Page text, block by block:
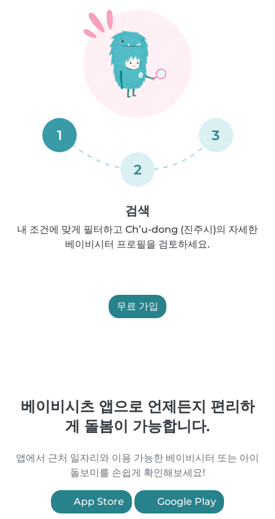
1
2
3
검색
내 조건에 맞게 필터하고 Ch’u-dong (진주시)의 자세한
베이비시터 프로필을 검토하세요.
무료 가입
베이비시츠 앱으로 언제든지 편리하
게 돌봄이 가능합니다.
앱에서 근처 일자리와 이용 가능한 베이비시터 또는 아이
돌보미를 손쉽게 확인해보세요!
App Store Google Play